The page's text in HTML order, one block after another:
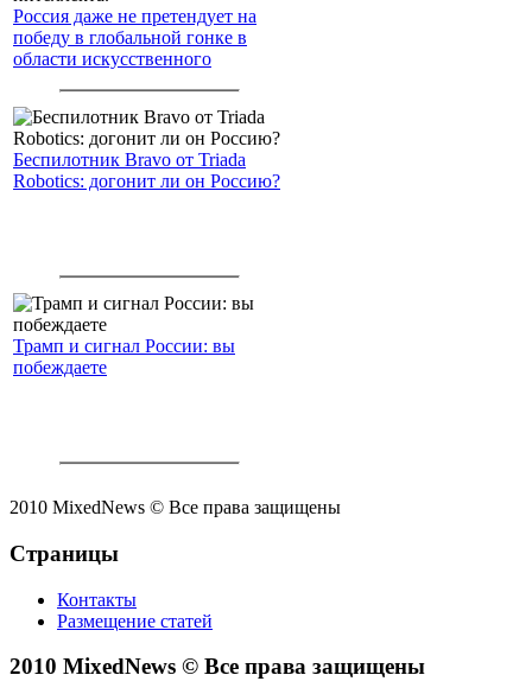
Россия даже не претендует на
победу в глобальной гонке в
области искусственного
Беспилотник Bravo от Triada
Robotics: догонит ли он Россию?
Трамп и сигнал России: вы
побеждаете
2010 MixedNews © Все права защищены
Страницы
Контакты
Размещение статей
2010 MixedNews © Все права защищены